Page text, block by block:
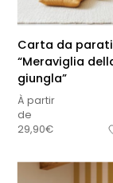
Carta da parati
“Meraviglia
giungla”
À partir
de
29,90€